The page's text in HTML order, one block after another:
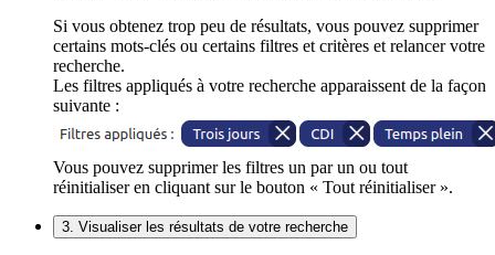
Si vous obtenez trop peu de résultats, vous pouvez supprimer
certains mots-clés ou certains filtres et critères et relancer votre
recherche.
Les filtres appliqués à votre recherche apparaissent de la façon
suivante :
Vous pouvez supprimer les filtres un par un ou tout
réinitialiser en cliquant sur le bouton « Tout réinitialiser ».
3. Visualiser les résultats de votre recherche